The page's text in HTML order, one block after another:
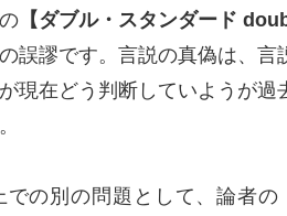
【ダブル・スタンダード
の誤謬です。言説の真偽は、言
現在どう判断していようが過
での別の問題として、論者の